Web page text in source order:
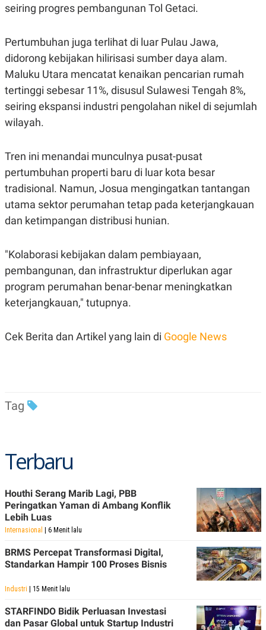
seiring progres pembangunan Tol Getaci.
Pertumbuhan juga terlihat di luar Pulau Jawa,
didorong kebijakan hilirisasi sumber daya alam.
Maluku Utara mencatat kenaikan pencarian rumah
tertinggi sebesar 11%, disusul Sulawesi Tengah 8%,
seiring ekspansi industri pengolahan nikel di sejumlah
wilayah.
Tren ini menandai munculnya pusat-pusat
pertumbuhan properti baru di luar kota besar
tradisional. Namun, Josua mengingatkan tantangan
utama sektor perumahan tetap pada keterjangkauan
dan ketimpangan distribusi hunian.
"Kolaborasi kebijakan dalam pembiayaan,
pembangunan, dan infrastruktur diperlukan agar
program perumahan benar-benar meningkatkan
keterjangkauan," tutupnya.
Cek Berita dan Artikel yang lain di Google News
Tag
Terbaru
Houthi Serang Marib Lagi, PBB
Peringatkan Yaman di Ambang Konflik
Lebih Luas
Internasional | 6 Menit lalu
BRMS Percepat Transformasi Digital,
Standarkan Hampir 100 Proses Bisnis
Industri | 15 Menit lalu
STARFINDO Bidik Perluasan Investasi
dan Pasar Global untuk Startup Industri